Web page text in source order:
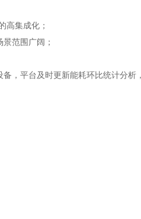
高集成化；
范围广阔；
，平台及时更新能耗环比统计分析